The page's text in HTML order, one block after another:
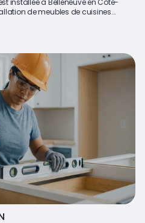
est installée à Belleneuve en Côte-
de meubles de cuisines...